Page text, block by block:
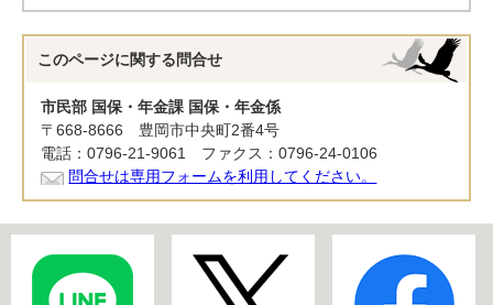
このページに関する 問合せ
市民部 国保・年金課 国保・年金係
〒668-8666 豊岡市中央町2番4号
電話：0796-21-9061 ファクス：0796-24-0106
問合せは専用フォームを利用してください。